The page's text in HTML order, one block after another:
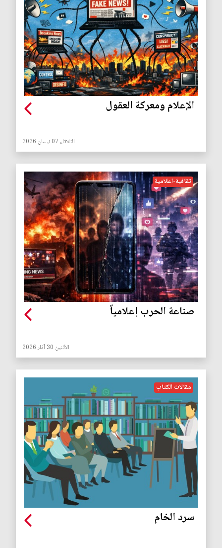
الإعلام ومعركة العقول
الثلاثاء 07 نيسان 2026
ثقافية-اعلامية
صناعة الحرب إعلامياً
الأثنين 30 آذار 2026
مقالات الكتاب
سرد الخام